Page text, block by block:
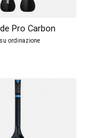
Pro Carbon
ordinazione